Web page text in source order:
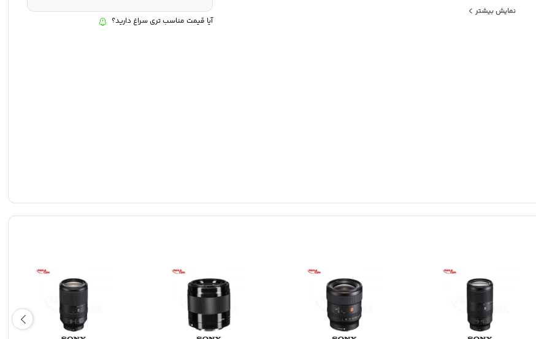
نمایش بیشتر
آیا قیمت مناسب تری سراغ دارید؟